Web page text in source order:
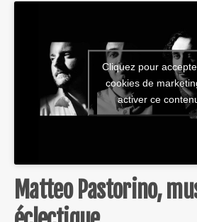
Cliquez pour
cookies de
activer ce
Matteo Pastorino,